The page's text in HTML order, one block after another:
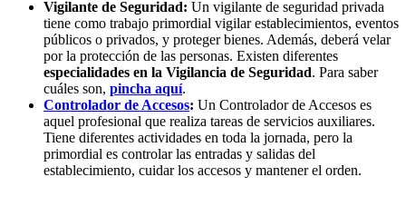
Vigilante de Seguridad: Un vigilante de seguridad privada
tiene como trabajo primordial vigilar establecimientos, eventos
públicos o privados, y proteger bienes. Además, deberá velar
por la protección de las personas. Existen diferentes
especialidades en la Vigilancia de Seguridad. Para saber
cuáles son, pincha aquí.
Controlador de Accesos: Un Controlador de Accesos es
aquel profesional que realiza tareas de servicios auxiliares.
Tiene diferentes actividades en toda la jornada, pero la
primordial es controlar las entradas y salidas del
establecimiento, cuidar los accesos y mantener el orden.